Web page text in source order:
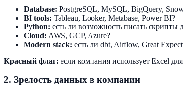
Database: PostgreSQL, MySQL, BigQuery,
BI tools: Tableau, Looker, Metabase, Power BI?
Python: есть ли возможность писать скрипты
Cloud: AWS, GCP, Azure?
Modern stack: есть ли dbt, Airflow, Great
Красный флаг: если компания использует Excel
2. Зрелость данных в компании